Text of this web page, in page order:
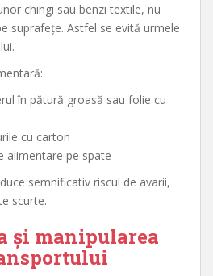
chingi sau benzi textile, nu
suprafețe. Astfel se evită urmele
în pătură groasă sau folie cu
cu carton
alimentare pe spate
semnificativ riscul de avarii,
scurte.
și manipularea